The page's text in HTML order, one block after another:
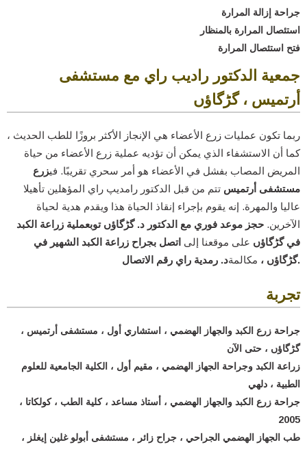
جراحة إزالة المرارة
استئصال المرارة بالمنظار
فتح استئصال المرارة
جمعية الدكتور راديب راي مع مستشفى
أرتميس ، گڑگاؤں
ربما تكون عمليات زرع الأعضاء هي الإنجاز الأكثر بروزًا للطب الحديث ،
كما أن الاستشفاء الذي يمكن أن تؤديه عملية زرع الأعضاء من حياة
المريض المصاب بفشل في الأعضاء هو أمر سحري تقريبًا. فيزرع
مستشفى أرتميس تتم من قبل الدكتور رامدیپ راي المؤهلين تأهيلا
عاليا والمهرة. إنه يقوم بإجراء إنقاذ الحياة هذا ويقدم هدية لحياة
الآخرين. حجز موعد فوري مع الدكتور د. گڑگاؤں توبعملية زراعة الكبد
في گڑگاؤں على موقعنا إلى اتصل بجراح زراعة الكبد الشهير في
گڑگاؤں ، مكالمة د. رمدية راي رقم الاتصال.
تجربة
جراحة زرع الكبد والجهاز الهضمي ، استشاري أول ، مستشفى أرتميس ،
گڑگاؤں ، حتى الآن
زراعة الكبد وجراحة الجهاز الهضمي ، مقيم أول ، الكلية الجامعية للعلوم
الطبية ، دلهي
جراحة زرع الكبد والجهاز الهضمي ، أستاذ مساعد ، كلية الطب ، كولكاتا ،
2005
طب الجهاز الهضمي الجراحي ، جراح زائر ، مستشفى أبولو غلين إيغلز ،